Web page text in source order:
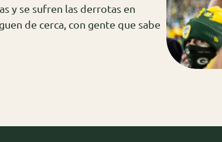
y se sufren las derrotas en
de cerca, con gente que sabe